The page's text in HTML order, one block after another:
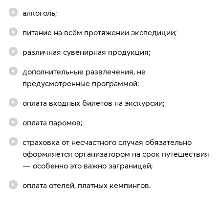
алкоголь;
питание на всём протяжении экспедиции;
различная сувенирная продукция;
дополнительные развлечения, не
предусмотренные программой;
оплата входных билетов на экскурсии;
оплата паромов;
страховка от несчастного случая обязательно
оформляется организатором на срок путешествия
— особенно это важно заграницей;
оплата отелей, платных кемпингов.